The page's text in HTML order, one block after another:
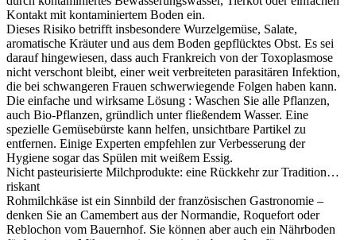
Kontakt mit kontaminiertem Boden ein.
Dieses Risiko betrifft insbesondere Wurzelgemüse, Salate,
aromatische Kräuter und aus dem Boden gepflücktes Obst. Es sei
darauf hingewiesen, dass auch Frankreich von der Toxoplasmose
nicht verschont bleibt, einer weit verbreiteten parasitären Infektion,
die bei schwangeren Frauen schwerwiegende Folgen haben kann.
Die einfache und wirksame Lösung : Waschen Sie alle Pflanzen,
auch Bio-Pflanzen, gründlich unter fließendem Wasser. Eine
spezielle Gemüsebürste kann helfen, unsichtbare Partikel zu
entfernen. Einige Experten empfehlen zur Verbesserung der
Hygiene sogar das Spülen mit weißem Essig.
Nicht pasteurisierte Milchprodukte: eine Rückkehr zur Tradition…
riskant
Rohmilchkäse ist ein Sinnbild der französischen Gastronomie –
denken Sie an Camembert aus der Normandie, Roquefort oder
Reblochon vom Bauernhof. Sie können aber auch ein Nährboden